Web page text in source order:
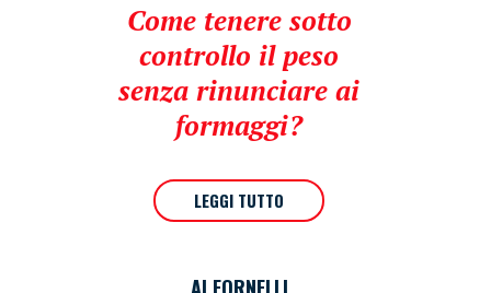
Come tenere sotto
controllo il peso
senza rinunciare ai
formaggi?
LEGGI TUTTO